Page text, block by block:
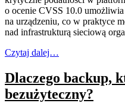
o ocenie CVSS 10.0
na urządzeniu, co w praktyce
nad infrastrukturą sieciową
Czytaj dalej…
Dlaczego backup,
bezużyteczny?